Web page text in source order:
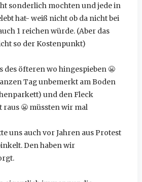
sonderlich mochten und jede in
hat- weiß nicht ob da nicht bei
1 reichen würde. (Aber das
so der Kostenpunkt)
des öfteren wo hingespieben😬
Tag unbemerkt am Boden
und den Fleck
raus😬müssten wir mal
uns auch vor Jahren aus Protest
Den haben wir